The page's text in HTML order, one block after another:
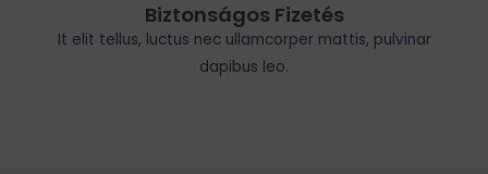
Biztonságos Fizetés
It elit tellus, luctus nec ullamcorper mattis, pulvinar
dapibus leo.